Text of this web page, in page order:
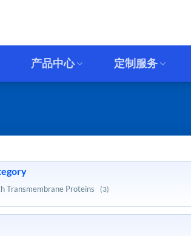
产品中心 定制服务
Transmembrane Proteins (3)